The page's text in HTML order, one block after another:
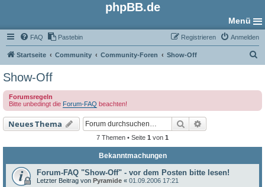
phpBB.de
Menü
FAQ Pastebin Anmelden
Registrieren
Startseite Community Community-Foren Show-Off
e
Show-Off
Forumsregeln
Bitte unbedingt die Forum-FAQ beachten!
Neues Thema Suche
7 Themen • Seite 1 von 1
Bekanntmachungen
Forum-FAQ "Show-Off" - vor dem Posten bitte lesen!
Letzter Beitrag von Pyramide « 01.09.2006 17:21